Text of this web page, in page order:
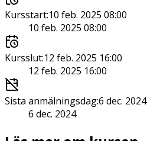
Kursstart:10 feb. 2025 08:00
10 feb. 2025 08:00
Kursslut:12 feb. 2025 16:00
12 feb. 2025 16:00
Sista anmälningsdag:6 dec. 2024
6 dec. 2024